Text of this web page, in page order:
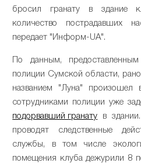
бросил гранату в здание
количество пострадавших
передает "Информ-UA".
По данным,
полиции Сумской области,
названием "Луна"
сотрудниками полиции уже
подорвавший гранату в
проводят следственные
службы, в том числе
помещения клуба дежурили 8